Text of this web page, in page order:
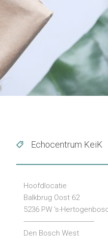
Echocentrum KeiK
Hoofdlocatie
Balkbrug Oost 62
5236 PW 's-
------------------------------------
Den Bosch West